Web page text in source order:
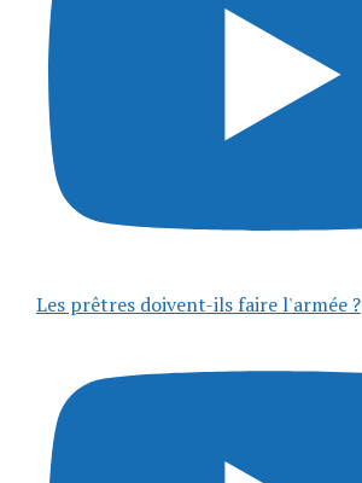
Les prêtres doivent-ils faire l'armée ?